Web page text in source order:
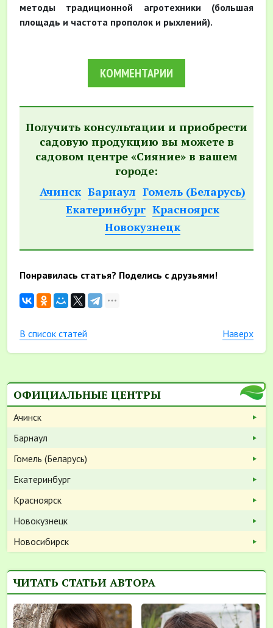
методы традиционной агротехники (большая
площадь и частота прополок и рыхлений).
КОММЕНТАРИИ
Получить консультации и приобрести
садовую продукцию вы можете в
садовом центре «Сияние» в вашем
городе:
Ачинск Барнаул Гомель (Беларусь)
Екатеринбург Красноярск
Новокузнецк
Понравилась статья? Поделись с друзьями!
В список статей Наверх
ОФИЦИАЛЬНЫЕ ЦЕНТРЫ
Ачинск
Барнаул
Гомель (Беларусь)
Екатеринбург
Красноярск
Новокузнецк
Новосибирск
ЧИТАТЬ СТАТЬИ АВТОРА